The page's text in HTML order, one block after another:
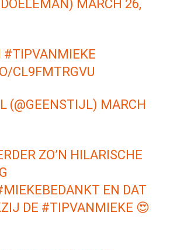
MARCH 26,
#TIPVANMIEKE
CL9FMTRGVU
(@GEENSTIJL) MARCH
ZO’N HILARISCHE
EN DAT
DE #TIPVANMIEKE 😍